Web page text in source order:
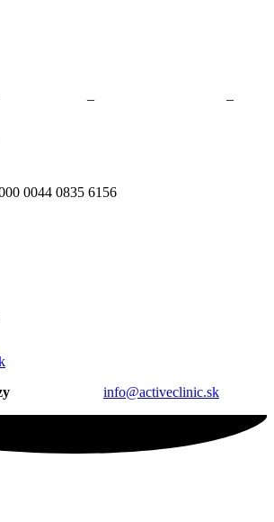
–
–
0044 0835 6156
kurzy info@activeclinic.sk